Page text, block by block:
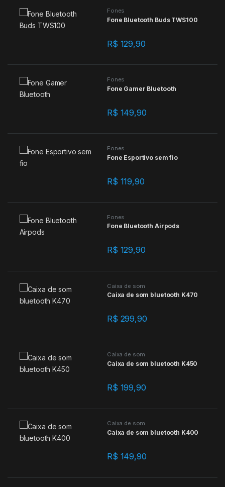
Fones
Fone Bluetooth Buds TWS100
R$ 129,90
Fones
Fone Gamer Bluetooth
R$ 149,90
Fones
Fone Esportivo sem fio
R$ 119,90
Fones
Fone Bluetooth Airpods
R$ 129,90
Caixa de som
Caixa de som bluetooth K470
R$ 299,90
Caixa de som
Caixa de som bluetooth K450
R$ 199,90
Caixa de som
Caixa de som bluetooth K400
R$ 149,90